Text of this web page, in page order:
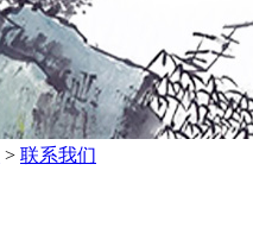
> 联系我们